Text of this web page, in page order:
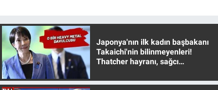
Japonya'nın ilk kadın başbakanı
Takaichi'nin bilinmeyenleri!
Thatcher hayranı, sağcı